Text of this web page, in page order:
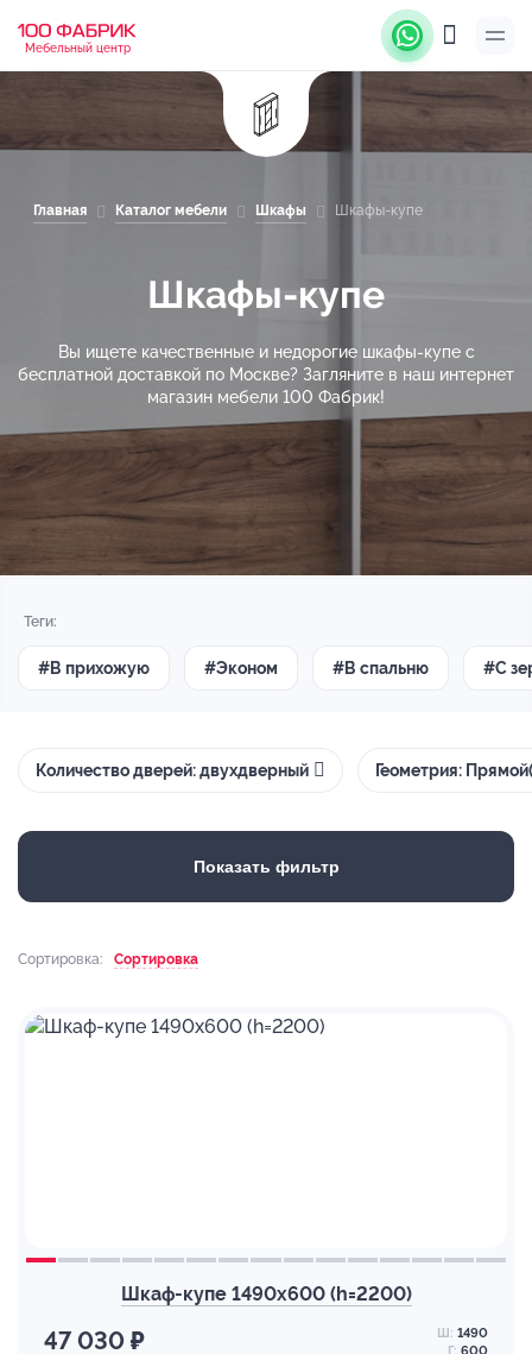
Мебельный центр
Главная Каталог мебели Шкафы Шкафы-купе
Шкафы-купе
Вы ищете качественные и недорогие шкафы-купе с
бесплатной доставкой по Москве? Загляните в наш интернет
магазин мебели 100 Фабрик!
Теги:
#В прихожую #Эконом #В спальню #С
Количество дверей: двухдверный Геометрия:
Показать фильтр
Сортировка: Сортировка
Шкаф-купе 1490х600 (h=2200)
47 030 ₽ Ш: 1490